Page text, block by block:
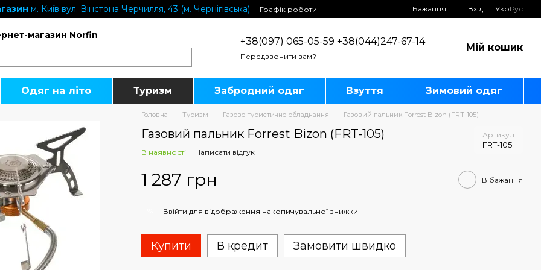
м. Київ вул. Вінстона Черчилля, 43 (м. Чернігівська)
Графік роботи
Бажання Вхід УкрРус
магазин Norfin
+38(097) 065-05-59 +38(044)247-67-14
Передзвонити вам?
Мій кошик
Одяг на літо Туризм Забродний одяг Взуття Зимовий одяг
Головна Туризм Газове туристичне обладнання Газовий пальник Forrest Bizon (FRT-105)
Газовий пальник Forrest Bizon (FRT-105) Артикул
FRT-105
В наявності Написати відгук
1 287 грн В бажання
Ввійти для відображення накопичувальної знижки
Купити В кредит Замовити швидко